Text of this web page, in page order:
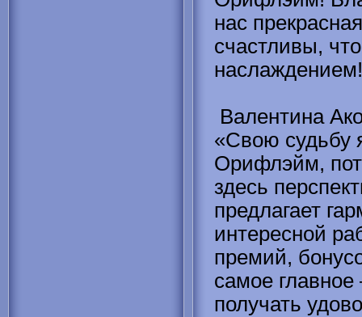
нас
счастливы,
Валентина
«Свою судьбу
Орифлэйм,
здесь
предлагает
интересной
премий,
самое главное
получать